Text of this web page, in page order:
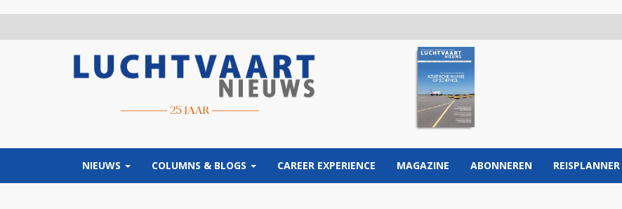
NIEUWS COLUMNS & BLOGS CAREER EXPERIENCE MAGAZINE ABONNEREN REISPLANNER